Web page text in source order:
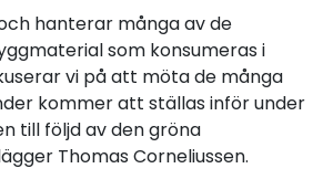
hanterar många av de
som konsumeras i
vi på att möta de många
kommer att ställas inför under
till följd av den gröna
Thomas Corneliussen.